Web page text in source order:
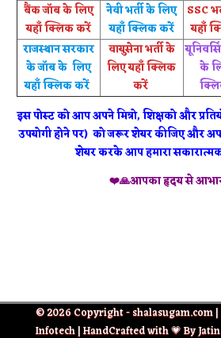
बैंक जॉब के लिए
यहाँ क्लिक करें
नेवी भर्ती के लिए
यहाँ क्लिक करें
SSC
यहाँ
राजस्थान सरकार
के जॉब के लिए
यहाँ क्लिक करें
वायुसेना भर्ती के
लिए यहाँ क्लिक
करें
के
इस पोस्ट को आप अपने मित्रो, शिक्षको और
उपयोगी होने पर) को जरूर शेयर कीजिए और
शेयर करके आप हमारा
❤️🙏आपका हृदय से
© 2026 Copyright - shalasugam.com |
Infotech | HandCrafted with 💗 By